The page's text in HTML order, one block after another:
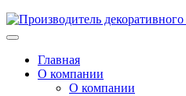
Главная
О компании
О компании